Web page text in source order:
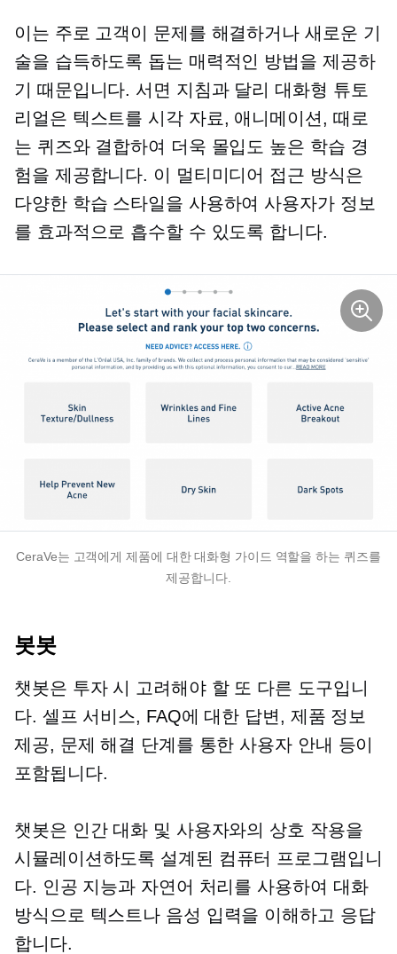
이는 주로 고객이 문제를 해결하거나 새로운 기
술을 습득하도록 돕는 매력적인 방법을 제공하
기 때문입니다. 서면 지침과 달리 대화형 튜토
리얼은 텍스트를 시각 자료, 애니메이션, 때로
는 퀴즈와 결합하여 더욱 몰입도 높은 학습 경
험을 제공합니다. 이 멀티미디어 접근 방식은
다양한 학습 스타일을 사용하여 사용자가 정보
를 효과적으로 흡수할 수 있도록 합니다.
CeraVe는 고객에게 제품에 대한 대화형 가이드 역할을 하는 퀴즈를
제공합니다.
봇봇
챗봇은 투자 시 고려해야 할 또 다른 도구입니
다. 셀프 서비스, FAQ에 대한 답변, 제품 정보
제공, 문제 해결 단계를 통한 사용자 안내 등이
포함됩니다.
챗봇은 인간 대화 및 사용자와의 상호 작용을
시뮬레이션하도록 설계된 컴퓨터 프로그램입니
다. 인공 지능과 자연어 처리를 사용하여 대화
방식으로 텍스트나 음성 입력을 이해하고 응답
합니다.